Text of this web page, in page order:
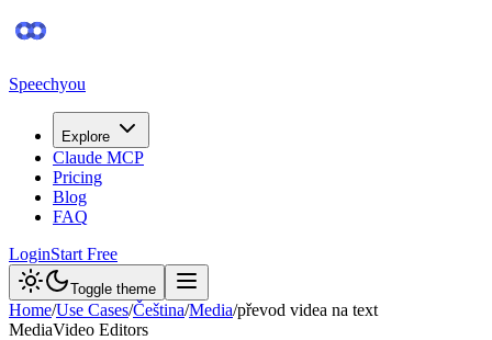
Speechyou
Explore
Claude MCP
Pricing
Blog
FAQ
LoginStart Free
Toggle theme
Home/Use Cases/Čeština/Media/převod videa na text
MediaVideo Editors